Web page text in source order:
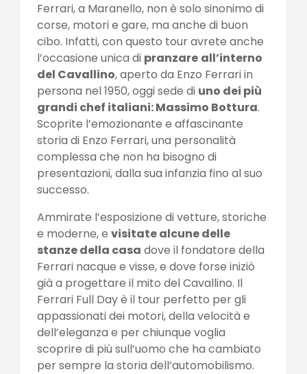
Ferrari, a Maranello, non è solo sinonimo di
corse, motori e gare, ma anche di buon
cibo. Infatti, con questo tour avrete anche
l’occasione unica di pranzare all’interno
del Cavallino, aperto da Enzo Ferrari in
persona nel 1950, oggi sede di uno dei più
grandi chef italiani: Massimo Bottura.
Scoprite l’emozionante e affascinante
storia di Enzo Ferrari, una personalità
complessa che non ha bisogno di
presentazioni, dalla sua infanzia fino al suo
successo.
Ammirate l’esposizione di vetture, storiche
e moderne, e visitate alcune delle
stanze della casa dove il fondatore della
Ferrari nacque e visse, e dove forse iniziò
già a progettare il mito del Cavallino. Il
Ferrari Full Day è il tour perfetto per gli
appassionati dei motori, della velocità e
dell’eleganza e per chiunque voglia
scoprire di più sull’uomo che ha cambiato
per sempre la storia dell’automobilismo.